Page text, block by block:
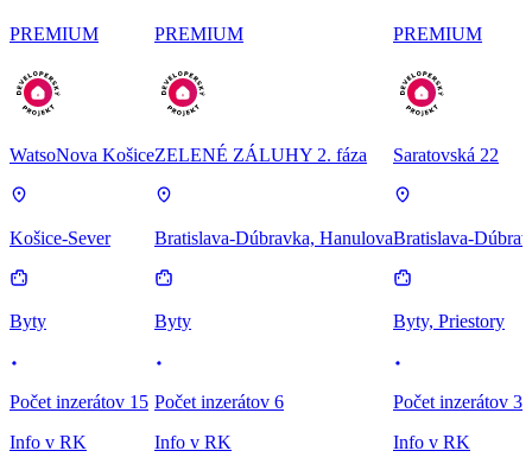
PREMIUM
WatsoNova Košice
Košice-Sever
Byty
Počet inzerátov 15
Info v RK
PREMIUM
ZELENÉ ZÁLUHY 2. fáza
Bratislava-Dúbravka, Hanulova
Byty
Počet inzerátov 6
Info v RK
PREMIUM
Saratovská 22
Bratislava-
Byty, Priestory
Počet inzerátov 3
Info v RK